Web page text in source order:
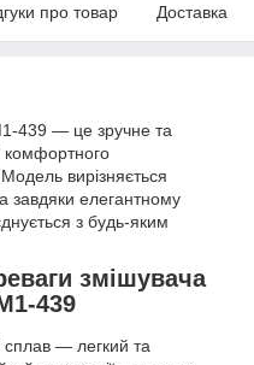
про товар Доставка
439 — це зручне та
комфортного
вирізняється
завдяки елегантному
з будь-яким
змішувача
439
сплав — легкий та